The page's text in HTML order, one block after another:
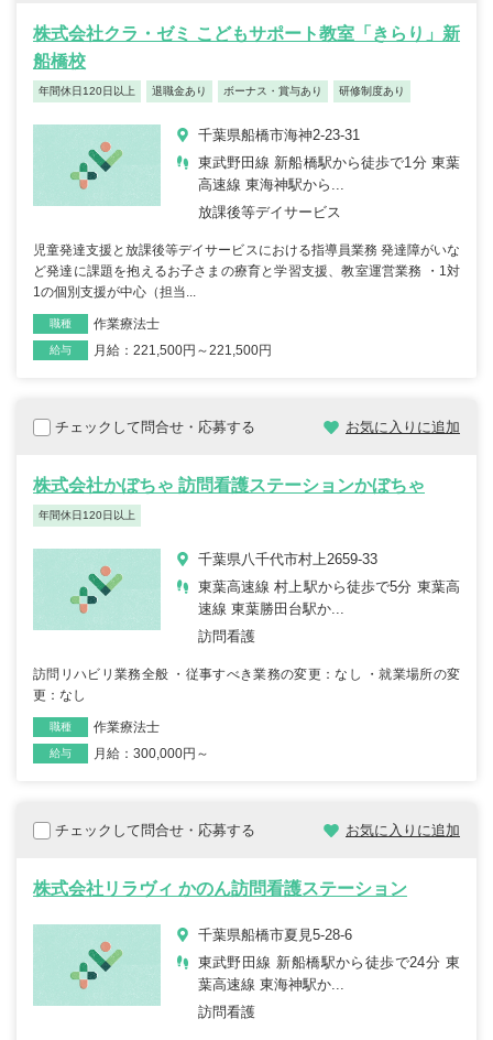
株式会社クラ・ゼミ こどもサポート教室「きらり」新
船橋校
年間休日120日以上 退職金あり ボーナス・賞与あり 研修制度あり
千葉県船橋市海神2-23-31
東武野田線 新船橋駅から徒歩で1分 東葉
高速線 東海神駅から...
放課後等デイサービス
児童発達支援と放課後等デイサービスにおける指導員業務 発達障がいな
ど発達に課題を抱えるお子さまの療育と学習支援、教室運営業務 ・1対
1の個別支援が中心（担当...
職種 作業療法士
雇用形態
給与 月給：221,500円～221,500円
チェックして問合せ・応募する お気に入りに追加
株式会社かぼちゃ 訪問看護ステーションかぼちゃ
年間休日120日以上
千葉県八千代市村上2659-33
東葉高速線 村上駅から徒歩で5分 東葉高
速線 東葉勝田台駅か...
訪問看護
訪問リハビリ業務全般 ・従事すべき業務の変更：なし ・就業場所の変
更：なし
職種 作業療法士
雇用形態
給与 月給：300,000円～
チェックして問合せ・応募する お気に入りに追加
株式会社リラヴィ かのん訪問看護ステーション
千葉県船橋市夏見5-28-6
東武野田線 新船橋駅から徒歩で24分 東
葉高速線 東海神駅か...
訪問看護